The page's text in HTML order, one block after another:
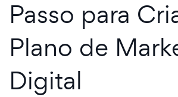
Passo para
Plano de
Digital